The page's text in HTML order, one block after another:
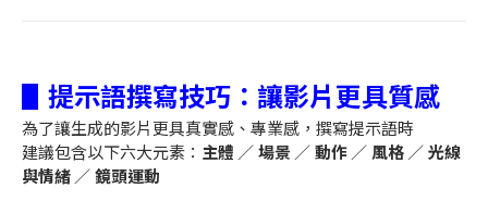
▋提示語撰寫技巧：讓影片更具質感
為了讓生成的影片更具真實感、專業感，撰寫提示語時
建議包含以下六大元素： 主體 ／場景 ／動作／風格／光線
與情緒／鏡頭運動